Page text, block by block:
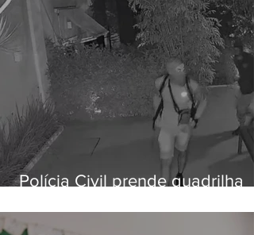
Polícia Civil prende quadrilha
residências de luxo no Rio